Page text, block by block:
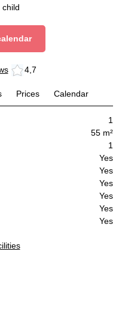
child
4,7
Prices Calendar
1
55 m²
1
Yes
Yes
Yes
Yes
Yes
Yes